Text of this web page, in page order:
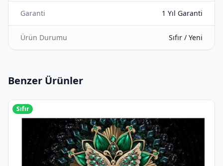
Garanti 1 Yıl Garanti
Ürün Durumu Sıfır / Yeni
Benzer Ürünler
Sıfır